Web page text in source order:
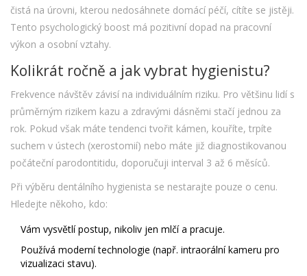
čistá na úrovni, kterou nedosáhnete domácí péčí, cítíte se jistěji.
Tento psychologický boost má pozitivní dopad na pracovní
výkon a osobní vztahy.
Kolikrát ročně a jak vybrat hygienistu?
Frekvence návštěv závisí na individuálním riziku. Pro většinu lidí s
průměrným rizikem kazu a zdravými dásněmi stačí jednou za
rok. Pokud však máte tendenci tvořit kámen, kouříte, trpíte
suchem v ústech (xerostomií) nebo máte již diagnostikovanou
počáteční parodontitidu, doporučuji interval 3 až 6 měsíců.
Při výběru dentálního hygienista se nestarajte pouze o cenu.
Hledejte někoho, kdo:
Vám vysvětlí postup, nikoliv jen mlčí a pracuje.
Používá moderní technologie (např. intraorální kameru pro
vizualizaci stavu).